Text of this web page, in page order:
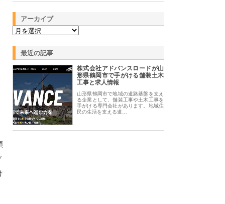
アーカイブ
最近の記事
株式会社アドバンスロードが山
形県鶴岡市で手がける舗装土木
工事と求人情報
山形県鶴岡市で地域の道路基盤を支え
る企業として、舗装工事や土木工事を
手がける専門会社があります。地域住
民の生活を支える道…